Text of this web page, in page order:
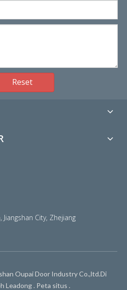
Reset
City, Zhejiang
Oupai Door Industry Co.,ltd.Di
Leadong . Peta situs .